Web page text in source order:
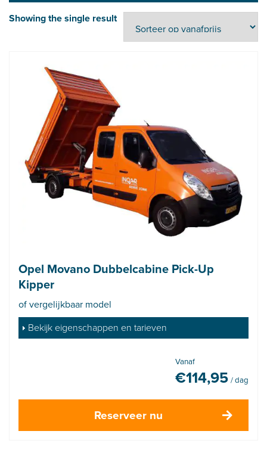
Showing the single result
Opel Movano Dubbelcabine Pick-Up
Kipper
of vergelijkbaar model
Bekijk eigenschappen en tarieven
Vanaf
€114,95 / dag
Reserveer nu